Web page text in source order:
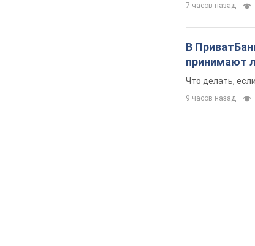
7 часов назад
В
принимают
Что делать,
9 часов назад